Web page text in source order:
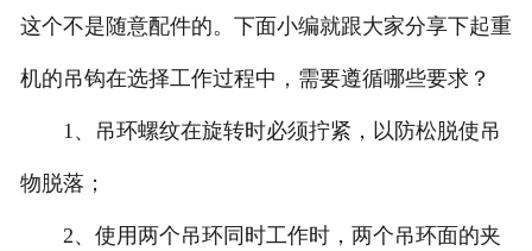
这个不是随意配件的。下面小编就跟大家分享下起重
机的吊钩在选择工作过程中，需要遵循哪些要求？
1、吊环螺纹在旋转时必须拧紧，以防松脱使吊
物脱落；
2、使用两个吊环同时工作时，两个吊环面的夹